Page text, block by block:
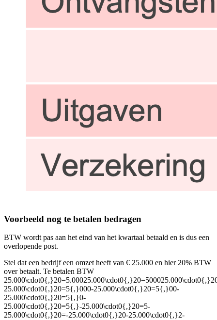
Voorbeeld nog te betalen bedragen
BTW wordt pas aan het eind van het kwartaal betaald en is dus een
overlopende post.
Stel dat een bedrijf een omzet heeft van € 25.000 en hier 20% BTW
over betaalt. Te betalen BTW
25.000\cdot0{,}20=5{,}000-25.000\cdot0{,}20=5{,}00-
25.000\cdot0{,}20=5{,}0-
25.000\cdot0{,}20=5{,}-25.000\cdot0{,}20=5-
25.000\cdot0{,}20=-25.000\cdot0{,}20-25.000\cdot0{,}2-